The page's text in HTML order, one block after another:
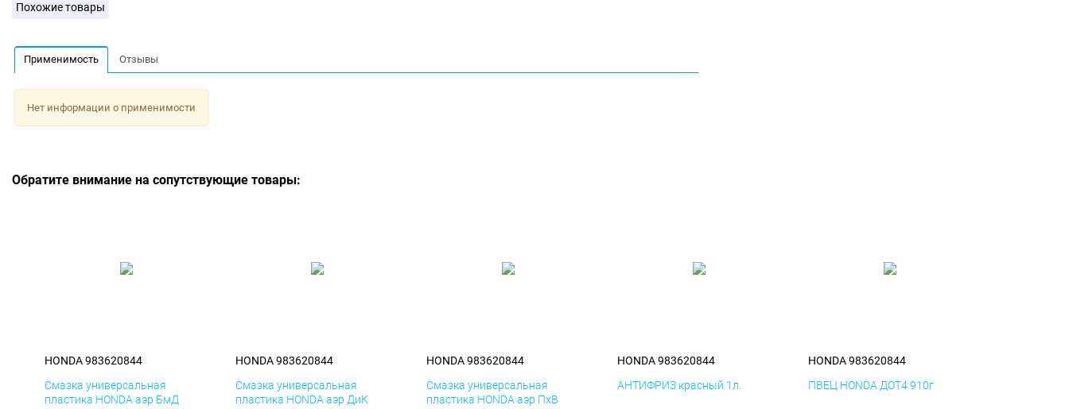
Похожие товары
Применимость Отзывы
Нет информации о применимости
Обратите внимание на сопутствующие товары:
HONDA 983620844
Смазка универсальная
пластика HONDA аэр БмД
HONDA 983620844
Смазка универсальная
пластика HONDA аэр ДиК
HONDA 983620844
Смазка универсальная
пластика HONDA аэр ПхВ
HONDA 983620844
АНТИФРИЗ красный 1л.
HONDA 983620844
ПВЕЦ HONDA ДОТ4 910г